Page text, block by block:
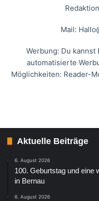
Mail:
Werbung: Du kannst
automatisierte
Möglichkeiten: Reader-
Aktuelle Beiträge
6. August 2026
100. Geburtstag und eine
in Bernau
6. August 2026